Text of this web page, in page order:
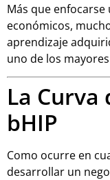
Más que
económicos,
aprendizaje
uno de los
La Curva
bHIP
Como ocurre en
desarrollar un